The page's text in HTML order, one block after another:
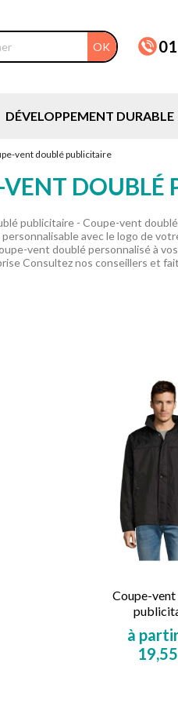
OK
DÉVELOPPEMENT DURABLE
vent doublé publicitaire
DOUBLÉ
publicitaire - Coupe-vent
avec le logo de
vent doublé personnalisé à
Consultez nos conseillers et
Coupe-
à